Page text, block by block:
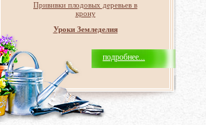
Прививки плодовых деревьев в
крону
Уроки Земледелия
подробнее...